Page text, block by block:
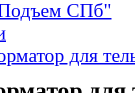
СПб"
для